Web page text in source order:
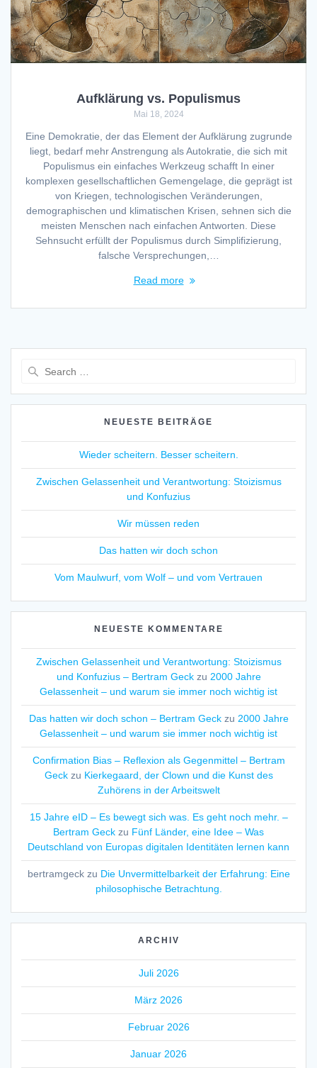
Aufklärung vs. Populismus
Mai 18, 2024
Eine Demokratie, der das Element der Aufklärung zugrunde
liegt, bedarf mehr Anstrengung als Autokratie, die sich mit
Populismus ein einfaches Werkzeug schafft In einer
komplexen gesellschaftlichen Gemengelage, die geprägt ist
von Kriegen, technologischen Veränderungen,
demographischen und klimatischen Krisen, sehnen sich die
meisten Menschen nach einfachen Antworten. Diese
Sehnsucht erfüllt der Populismus durch Simplifizierung,
falsche Versprechungen,…
Read more
NEUESTE BEITRÄGE
Wieder scheitern. Besser scheitern.
Zwischen Gelassenheit und Verantwortung: Stoizismus
und Konfuzius
Wir müssen reden
Das hatten wir doch schon
Vom Maulwurf, vom Wolf – und vom Vertrauen
NEUESTE KOMMENTARE
Zwischen Gelassenheit und Verantwortung: Stoizismus
und Konfuzius – Bertram Geckzu 2000 Jahre
Gelassenheit – und warum sie immer noch wichtig ist
Das hatten wir doch schon – Bertram Geckzu 2000 Jahre
Gelassenheit – und warum sie immer noch wichtig ist
Confirmation Bias – Reflexion als Gegenmittel – Bertram
Geckzu Kierkegaard, der Clown und die Kunst des
Zuhörens in der Arbeitswelt
15 Jahre eID – Es bewegt sich was. Es geht noch mehr. –
Bertram Geck zu Fünf Länder, eine Idee – Was
Deutschland von Europas digitalen Identitäten lernen kann
bertramgeckzu Die Unvermittelbarkeit der Erfahrung: Eine
philosophische Betrachtung.
ARCHIV
Juli 2026
März 2026
Februar 2026
Januar 2026